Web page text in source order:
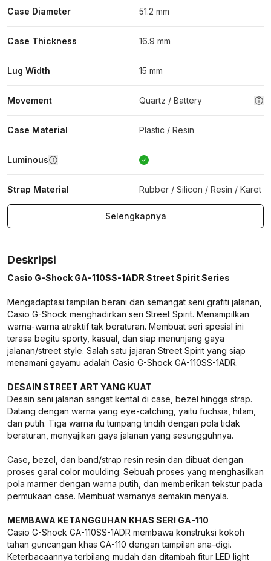
Case Diameter 51.2 mm
Case Thickness 16.9 mm
Lug Width 15 mm
Movement Quartz / Battery
Case Material Plastic / Resin
Luminous
Strap Material Rubber / Silicon / Resin / Karet
Selengkapnya
Deskripsi
Casio G-Shock GA-110SS-1ADR Street Spirit Series
Mengadaptasi tampilan berani dan semangat seni grafiti jalanan,
Casio G-Shock menghadirkan seri Street Spirit. Menampilkan
warna-warna atraktif tak beraturan. Membuat seri spesial ini
terasa begitu sporty, kasual, dan siap menunjang gaya
jalanan/street style. Salah satu jajaran Street Spirit yang siap
menamani gayamu adalah Casio G-Shock GA-110SS-1ADR.
DESAIN STREET ART YANG KUAT
Desain seni jalanan sangat kental di case, bezel hingga strap.
Datang dengan warna yang eye-catching, yaitu fuchsia, hitam,
dan putih. Tiga warna itu tumpang tindih dengan pola tidak
beraturan, menyajikan gaya jalanan yang sesungguhnya.
Case, bezel, dan band/strap resin resin dan dibuat dengan
proses garal color moulding. Sebuah proses yang menghasilkan
pola marmer dengan warna putih, dan memberikan tekstur pada
permukaan case. Membuat warnanya semakin menyala.
MEMBAWA KETANGGUHAN KHAS SERI GA-110
Casio G-Shock GA-110SS-1ADR membawa konstruksi kokoh
tahan guncangan khas GA-110 dengan tampilan ana-digi.
Keterbacaannya terbilang mudah dan ditambah fitur LED light